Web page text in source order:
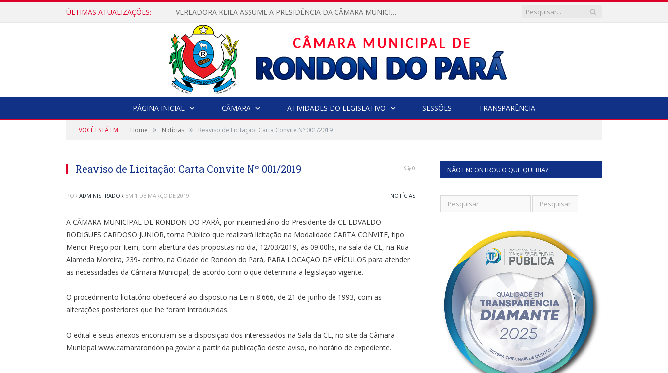
ÚLTIMAS ATUALIZAÇÕES: VEREADORA KEILA ASSUME A PRESIDÊNCIA DA CÂMARA MUNICIPAL.
PÁGINA INICIAL CÂMARA ATIVIDADES DO LEGISLATIVO SESSÕES TRANSPARÊNCIA
VOCÊ ESTÁ EM: Home » Notícias » Reaviso de Licitação: Carta Convite Nº 001/2019
Reaviso de Licitação: Carta Convite Nº 001/2019 0
POR ADMINISTRADOR EM 1 DE MARÇO DE 2019 NOTÍCIAS
A CÂMARA MUNICIPAL DE RONDON DO PARÁ, por intermediário do Presidente da CL EDVALDO
RODIGUES CARDOSO JUNIOR, torna Público que realizará licitação na Modalidade CARTA CONVITE, tipo
Menor Preço por Item, com abertura das propostas no dia, 12/03/2019, as 09:00hs, na sala da CL, na Rua
Alameda Moreira, 239- centro, na Cidade de Rondon do Pará, PARA LOCAÇAO DE VEÍCULOS para atender
as necessidades da Câmara Municipal, de acordo com o que determina a legislação vigente.
O procedimento licitatório obedecerá ao disposto na Lei n 8.666, de 21 de junho de 1993, com as
alterações posteriores que lhe foram introduzidas.
O edital e seus anexos encontram-se a disposição dos interessados na Sala da CL, no site da Câmara
Municipal www.camararondon.pa.gov.br a partir da publicação deste aviso, no horário de expediente.
NÃO ENCONTROU O QUE QUERIA?